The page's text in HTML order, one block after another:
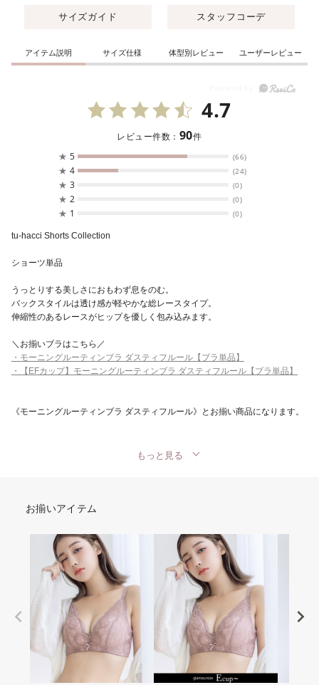
サイズガイド スタッフコーデ
アイテム説明 サイズ仕様 体型別レビュー ユーザーレビュー
4.7
レビュー件数： 90件
★ 5 (66)
★ 4 (24)
★ 3 (0)
★ 2 (0)
★ 1 (0)
tu-hacci Shorts Collection
ショーツ単品
うっとりする美しさにおもわず息をのむ。
バックスタイルは透け感が軽やかな総レースタイプ。
伸縮性のあるレースがヒップを優しく包み込みます。
＼お揃いブラはこちら／
・モーニングルーティンブラ ダスティフルール【ブラ単品】
・【EFカップ】モーニングルーティンブラ ダスティフルール【ブラ単品】
《モーニングルーティンブラ ダスティフルール》とお揃い商品になります。
もっと見る
お揃いアイテム